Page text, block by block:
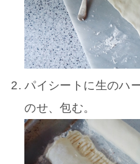
パイシートに生のハ
のせ、包む。